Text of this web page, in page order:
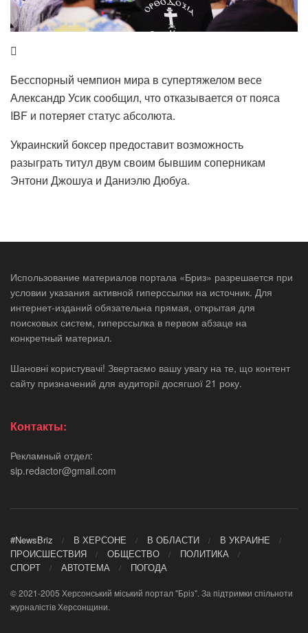
Бесспорный чемпион мира в супертяжелом весе
Александр Усик сообщил, что отказывается от пояса
IBF и потеряет статус абсолюта.
Украинский боксер предоставит возможность
разыграть титул двум своим бывшим соперникам
Энтони Джошуа и Даниэлю Дюбуа.
Использование материалов портала «Бриз» разрешается при
условии указания активной гиперссылки на источник. Для
интернет-изданий обязательна прямая, открытая для
поисковых систем, гиперссылка в первом абзаце на
конкретный материал.
Шановні користувачі! Звертаємо вашу увагу на те, що контент
сайту призначений для аудиторії досягшої 21 року.
Контакты:
Рекламный отдел:
sip.redactor@gmail.com
#NewsBriz В ХЕРСОНЕ В ОБЛАСТИ
В УКРАИНЕ
ПРОИСШЕСТВИЯ
ОБЩЕСТВО
ПОЛИТИКА
СПОРТ
АВТОТЕМА ПОГОДА
© 2021-2005 Херсонський міський портал "Бріз". За підтримки спільноти
журналістів Херсонщини.